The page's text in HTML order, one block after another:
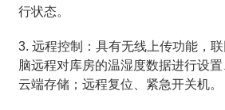
行状态。
3. 远程控制：具有无线上传功能，
脑远程对库房的温湿度数据进行设
云端存储；远程复位、紧急开关机。